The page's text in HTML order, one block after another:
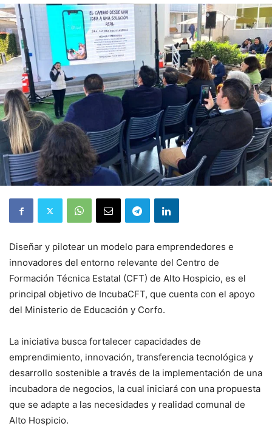
Diseñar y pilotear un modelo para emprendedores e
innovadores del entorno relevante del Centro de
Formación Técnica Estatal (CFT) de Alto Hospicio, es el
principal objetivo de IncubaCFT, que cuenta con el apoyo
del Ministerio de Educación y Corfo.
La iniciativa busca fortalecer capacidades de
emprendimiento, innovación, transferencia tecnológica y
desarrollo sostenible a través de la implementación de una
incubadora de negocios, la cual iniciará con una propuesta
que se adapte a las necesidades y realidad comunal de
Alto Hospicio.